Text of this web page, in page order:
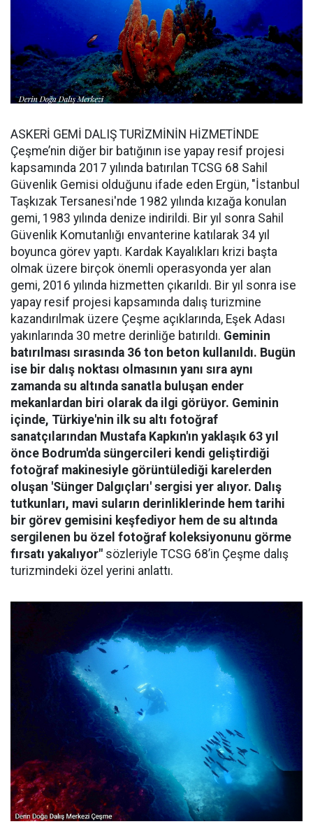
ASKERİ GEMİ DALIŞ TURİZMİNİN HİZMETİNDE
Çeşme’nin diğer bir batığının ise yapay resif projesi
kapsamında 2017 yılında batırılan TCSG 68 Sahil
Güvenlik Gemisi olduğunu ifade eden Ergün, "İstanbul
Taşkızak Tersanesi'nde 1982 yılında kızağa konulan
gemi, 1983 yılında denize indirildi. Bir yıl sonra Sahil
Güvenlik Komutanlığı envanterine katılarak 34 yıl
boyunca görev yaptı. Kardak Kayalıkları krizi başta
olmak üzere birçok önemli operasyonda yer alan
gemi, 2016 yılında hizmetten çıkarıldı. Bir yıl sonra ise
yapay resif projesi kapsamında dalış turizmine
kazandırılmak üzere Çeşme açıklarında, Eşek Adası
yakınlarında 30 metre derinliğe batırıldı. Geminin
batırılması sırasında 36 ton beton kullanıldı. Bugün
ise bir dalış noktası olmasının yanı sıra aynı
zamanda su altında sanatla buluşan ender
mekanlardan biri olarak da ilgi görüyor. Geminin
içinde, Türkiye'nin ilk su altı fotoğraf
sanatçılarından Mustafa Kapkın'ın yaklaşık 63 yıl
önce Bodrum'da süngercileri kendi geliştirdiği
fotoğraf makinesiyle görüntülediği karelerden
oluşan 'Sünger Dalgıçları' sergisi yer alıyor. Dalış
tutkunları, mavi suların derinliklerinde hem tarihi
bir görev gemisini keşfediyor hem de su altında
sergilenen bu özel fotoğraf koleksiyonunu görme
fırsatı yakalıyor" sözleriyle TCSG 68’in Çeşme dalış
turizmindeki özel yerini anlattı.